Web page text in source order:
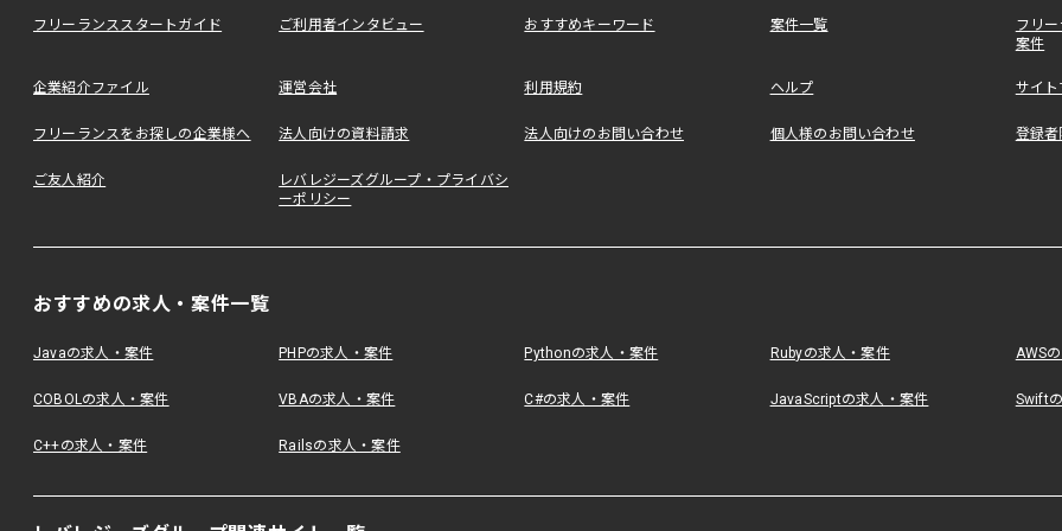
フリーランススタートガイド ご利用者インタビュー おすすめキーワード 案件一覧
フリ
案件
企業紹介ファイル 運営会社 利用規約 ヘルプ サイ
フリーランスをお探しの企業様へ 法人向けの資料請求 法人向けのお問い合わせ 個人様のお問い合わせ 登録
ご友人紹介
レバレジーズグループ・プライバシ
ーポリシー
おすすめの求人・案件一覧
Javaの求人・案件 PHPの求人・案件 Pythonの求人・案件 Rubyの求人・案件 AWS
COBOLの求人・案件 VBAの求人・案件 C#の求人・案件 JavaScriptの求人・案件 Swift
C++の求人・案件 Railsの求人・案件